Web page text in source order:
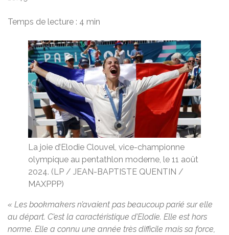
Temps de lecture : 4 min
La joie d’Elodie Clouvel, vice-championne
olympique au pentathlon moderne, le 11 août
2024. (LP / JEAN-BAPTISTE QUENTIN /
MAXPPP)
« Les bookmakers n’avaient pas beaucoup parié sur elle
au départ. C’est la caractéristique d’Elodie. Elle est hors
norme. Elle a connu une année très difficile mais sa force,